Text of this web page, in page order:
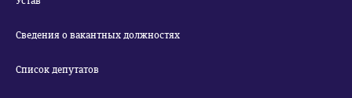
Сведения о вакантных должностях
Список депутатов